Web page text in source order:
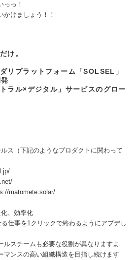
っっ！
かけましょう！！
け。
リプラットフォーム「SOLSEL」
ラル×デジタル」サービスのグロー
ス（下記のようなプロダクトに関わって
matomete.solar/
、効率化
る仕事を1クリックで終わるようにアプデし
ルスチームも必要な役割が異なりますよ
マンスの高い組織構造を目指し続けます